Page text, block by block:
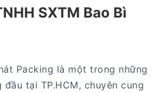
SXTM Bao Bì
Packing là một trong những
tại TP.HCM, chuyên cung